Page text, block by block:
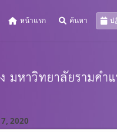
หน้าแรก ค้นหา ป
2020